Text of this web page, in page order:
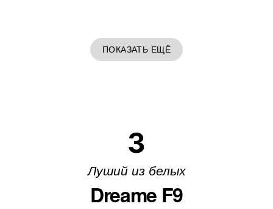
ПОКАЗАТЬ ЕЩЁ
3
Луший из белых
Dreame F9